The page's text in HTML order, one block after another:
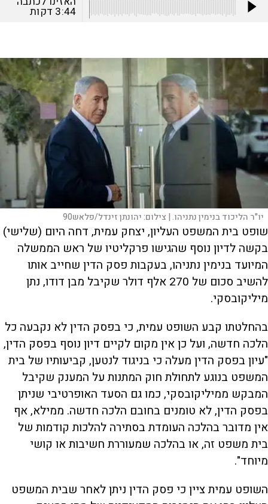
3:44 דקות
יו"ר הליכוד בנימין נתניהו. | צילום:יהונתן זינדל/פלאש90
שופט בית המשפט העליון, יצחק עמית, דחה היום (שלישי)
בקשה לדיון נוסף שהגישו פרקליטיו של ראש הממשלה
המיועד בנימין נתניהו, בעקבות פסק הדין שחייב אותו
להשיב סכום של 270 אלף דולר שקיבל מבן דודו, נתן
מיליקובסקי.
בהחלטתו קבע השופט עמית, כי בפסק הדין לא נקבעה כל
הלכה חדשה, ועל כן אין מקום לקיים דיון נוסף בפסק הדין,
"עיון בפסק הדין מעלה כי בניגוד לנטען, קביעותיו של בית
המשפט בנוגע לתחולת חוק המתנות על המענק שקיבל
המבקש ממיליקובסקי, כמו גם הסעד האופרטיבי שניתן
בפסק הדין, לא טומנים בחובם הלכה חדשה. ממילא, אף
אין מדובר בהלכה העומדת בסתירה להלכות קודמות של
בית משפט זה, או בהלכה שמעוררת חשיבות או קושי
מיוחד".
השופט עמית ציין כי פסק הדין ניתן לאחר שבית המשפט